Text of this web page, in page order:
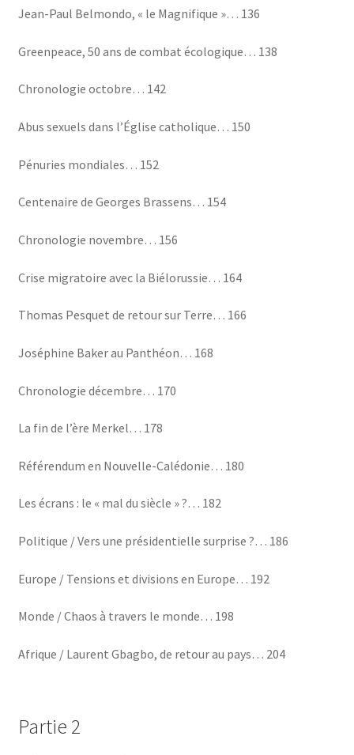
Jean-Paul Belmondo, « le Magnifique »… 136
Greenpeace, 50 ans de combat écologique… 138
Chronologie octobre… 142
Abus sexuels dans l’Église catholique… 150
Pénuries mondiales… 152
Centenaire de Georges Brassens… 154
Chronologie novembre… 156
Crise migratoire avec la Biélorussie… 164
Thomas Pesquet de retour sur Terre… 166
Joséphine Baker au Panthéon… 168
Chronologie décembre… 170
La fin de l’ère Merkel… 178
Référendum en Nouvelle-Calédonie… 180
Les écrans : le « mal du siècle » ?… 182
Politique / Vers une présidentielle surprise ?… 186
Europe / Tensions et divisions en Europe… 192
Monde / Chaos à travers le monde… 198
Afrique / Laurent Gbagbo, de retour au pays… 204
Partie 2